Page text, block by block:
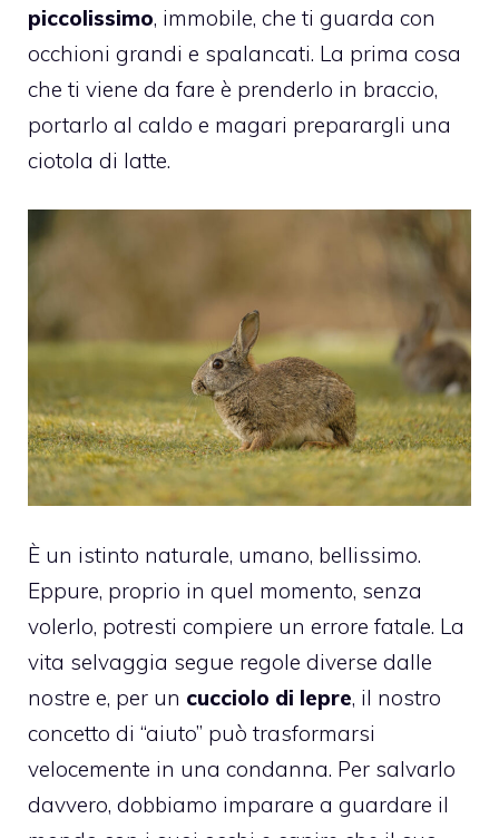
piccolissimo, immobile, che ti guarda con
occhioni grandi e spalancati. La prima cosa
che ti viene da fare è prenderlo in braccio,
portarlo al caldo e magari preparargli una
ciotola di latte.
È un istinto naturale, umano, bellissimo.
Eppure, proprio in quel momento, senza
volerlo, potresti compiere un errore fatale. La
vita selvaggia segue regole diverse dalle
nostre e, per un cucciolo di lepre, il nostro
concetto di “aiuto” può trasformarsi
velocemente in una condanna. Per salvarlo
davvero, dobbiamo imparare a guardare il